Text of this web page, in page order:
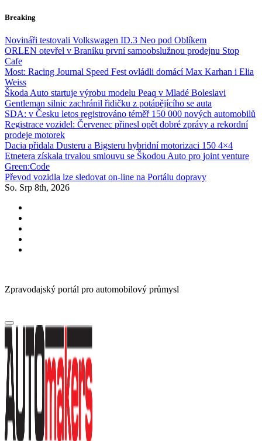
Skip
content
Breaking
Novináři testovali Volkswagen ID.3 Neo pod Oblíkem
ORLEN otevřel v Braníku první samoobslužnou prodejnu Stop
Cafe
Most: Racing Journal Speed Fest ovládli domácí Max Karhan i Elia
Weiss
Škoda Auto startuje výrobu modelu Peaq v Mladé Boleslavi
Gentleman silnic zachránil řidičku z potápějícího se auta
SDA: v Česku letos registrováno téměř 150 000 nových automobilů
Registrace vozidel: Červenec přinesl opět dobré zprávy a rekordní
prodeje motorek
Dacia přidala Dusteru a Bigsteru hybridní motorizaci 150 4×4
Etnetera získala trvalou smlouvu se Škodou Auto pro joint venture
Green:Code
Převod vozidla lze sledovat on-line na Portálu dopravy
So. Srp 8th, 2026
Zpravodajský portál pro automobilový průmysl